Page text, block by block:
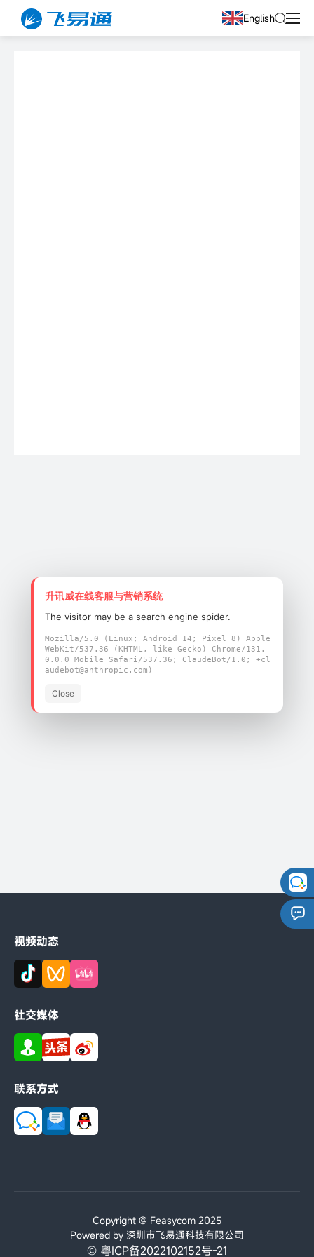
English
适用于智能设备无线通信、Zigbee 及蓝牙终
端无线接收/发射天线
视频动态
社交媒体
联系方式
Copyright @ Feasycom 2025
Powered by 深圳市飞易通科技有限公司
© 粤ICP备2022102152号-21
升讯威在线客服与营销系统
The visitor may be a search engine spider.
Mozilla/5.0 (Linux; Android 14; Pixel 8) Apple
WebKit/537.36 (KHTML, like Gecko) Chrome/131.
0.0.0 Mobile Safari/537.36; ClaudeBot/1.0; +cl
audebot@anthropic.com)
Close